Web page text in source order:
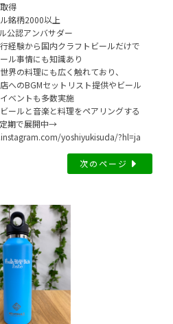
得
銘柄2000以上
公認アンバサダー
経験から国内クラフトビールだけで
ル事情にも知識あり
界の料理にも広く触れており、
へのBGMセットリスト提供やビール
ベントも多数実施
ールと音楽と料理をペアリングする
期で展開中→
yoshiyukisuda/?hl=ja
次のページ